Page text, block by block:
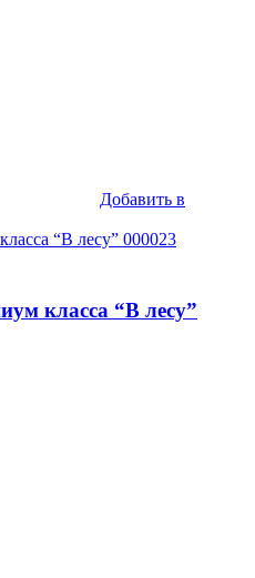
Добавить в
класса “В лесу”